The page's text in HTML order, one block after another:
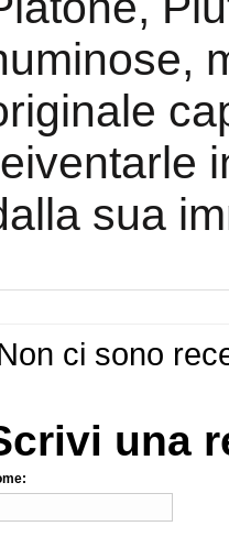
sua
ci sono
una